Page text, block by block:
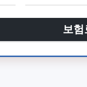
보험